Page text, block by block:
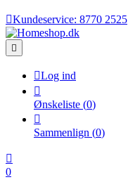
Kundeservice: 8770 2525

Log ind

Ønskeliste (0)

Sammenlign (0)

0